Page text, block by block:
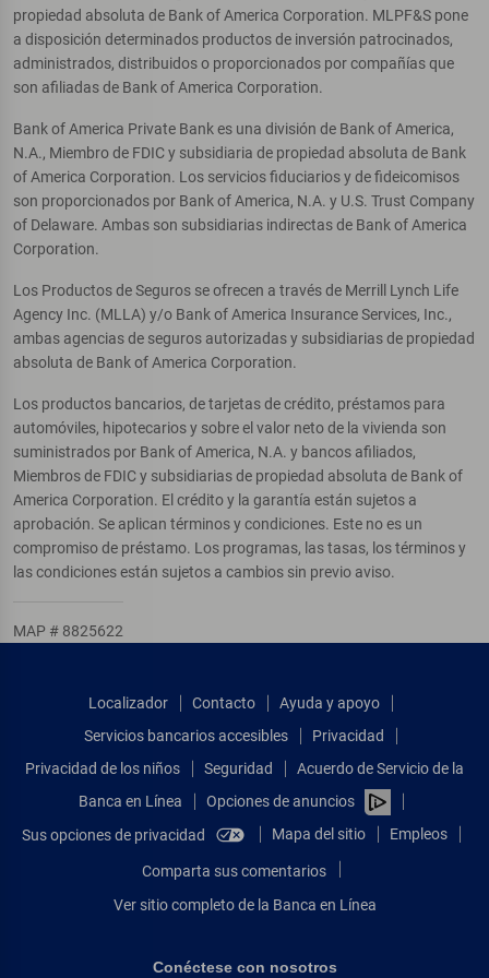
propiedad absoluta de Bank of America Corporation. MLPF&S pone
a disposición determinados productos de inversión patrocinados,
administrados, distribuidos o proporcionados por compañías que
son afiliadas de Bank of America Corporation.
Bank of America Private Bank es una división de Bank of America,
N.A., Miembro de FDIC y subsidiaria de propiedad absoluta de Bank
of America Corporation. Los servicios fiduciarios y de fideicomisos
son proporcionados por Bank of America, N.A. y U.S. Trust Company
of Delaware. Ambas son subsidiarias indirectas de Bank of America
Corporation.
Los Productos de Seguros se ofrecen a través de Merrill Lynch Life
Agency Inc. (MLLA) y/o Bank of America Insurance Services, Inc.,
ambas agencias de seguros autorizadas y subsidiarias de propiedad
absoluta de Bank of America Corporation.
Los productos bancarios, de tarjetas de crédito, préstamos para
automóviles, hipotecarios y sobre el valor neto de la vivienda son
suministrados por Bank of America, N.A. y bancos afiliados,
Miembros de FDIC y subsidiarias de propiedad absoluta de Bank of
America Corporation. El crédito y la garantía están sujetos a
aprobación. Se aplican términos y condiciones. Este no es un
compromiso de préstamo. Los programas, las tasas, los términos y
las condiciones están sujetos a cambios sin previo aviso.
MAP # 8825622
Localizador Contacto
Ayuda y apoyo
Servicios bancarios accesibles
Privacidad
Privacidad de los niños
Seguridad
Acuerdo de Servicio de la
Banca en Línea
Opciones de anuncios
Sus opciones de privacidad
Mapa del sitio Empleos
Comparta sus comentarios
Ver sitio completo de la Banca en Línea
Conéctese con nosotros